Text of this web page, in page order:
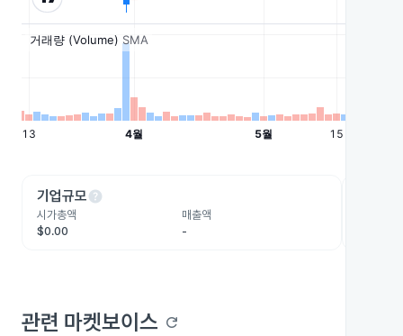
기업규모help
시가총액
$0.00
매출액
-
관련 마켓보이스 refresh